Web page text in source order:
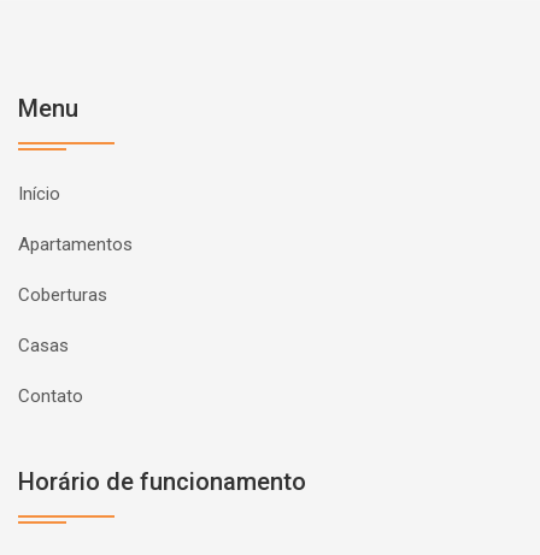
Menu
Início
Apartamentos
Coberturas
Casas
Contato
Horário de funcionamento